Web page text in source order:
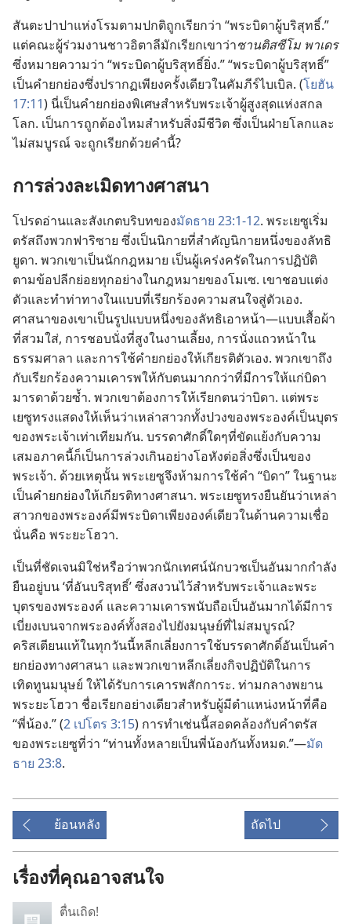
สันตะปาปา​แห่ง​โรม​ตาม​ปกติ​ถูก​เรียก​ว่า “พระ​บิดา​ผู้​บริสุทธิ์.”
แต่​คณะ​ผู้​ร่วม​งาน​ชาว​อิตาลี​มัก​เรียก​เขา​ว่า​ซานติสซีโม พาเดร
ซึ่ง​หมาย​ความ​ว่า “พระ​บิดา​ผู้​บริสุทธิ์​ยิ่ง.” “พระ​บิดา​ผู้​บริสุทธิ์”
เป็น​คำ​ยกย่อง​ซึ่ง​ปรากฏ​เพียง​ครั้ง​เดียว​ใน​คัมภีร์​ไบเบิล. (โยฮัน
17:​11) นี่​เป็น​คำ​ยกย่อง​พิเศษ​สำหรับ​พระเจ้า​ผู้​สูง​สุด​แห่ง​สกล​
โลก. เป็น​การ​ถูกต้อง​ไหม​สำหรับ​สิ่ง​มี​ชีวิต ซึ่ง​เป็น​ฝ่าย​โลก​และ​
ไม่​สมบูรณ์ จะ​ถูก​เรียก​ด้วย​คำ​นี้?
การ​ล่วง​ละเมิด​ทาง​ศาสนา
โปรด​อ่าน​และ​สังเกต​บริบท​ของ​มัดธาย 23:​1-12. พระ​เยซู​เริ่ม​
ตรัส​ถึง​พวก​ฟาริซาย ซึ่ง​เป็น​นิกาย​ที่​สำคัญ​นิกาย​หนึ่ง​ของ​ลัทธิ​
ยูดา. พวก​เขา​เป็น​นักกฎหมาย เป็น​ผู้​เคร่งครัด​ใน​การ​ปฏิบัติ​
ตาม​ข้อ​ปลีก​ย่อย​ทุก​อย่าง​ใน​กฎหมาย​ของ​โมเซ. เขา​ชอบ​แต่ง​
ตัว​และ​ทำ​ท่า​ทาง​ใน​แบบ​ที่​เรียก​ร้อง​ความ​สนใจ​สู่​ตัว​เอง.
ศาสนา​ของ​เขา​เป็น​รูป​แบบ​หนึ่ง​ของ​ลัทธิ​เอา​หน้า—แบบ​เสื้อ​ผ้า​
ที่​สวม​ใส่, การ​ชอบ​นั่ง​ที่​สูง​ใน​งาน​เลี้ยง, การ​นั่ง​แถว​หน้า​ใน​
ธรรมศาลา และ​การ​ใช้​คำ​ยกย่อง​ให้​เกียรติ​ตัว​เอง. พวก​เขา​ถึง​
กับ​เรียกร้อง​ความ​เคารพ​ให้​กับ​ตน​มาก​กว่า​ที่​มี​การ​ให้​แก่​บิดา​
มารดา​ด้วย​ซ้ำ. พวก​เขา​ต้องการ​ให้​เรียก​ตน​ว่า​บิดา. แต่​พระ​
เยซู​ทรง​แสดง​ให้​เห็น​ว่า​เหล่า​สาวก​ทั้ง​ปวง​ของ​พระองค์​เป็น​บุตร​
ของ​พระเจ้า​เท่า​เทียม​กัน. บรรดาศักดิ์​ใดๆที่​ขัดแย้ง​กับ​ความ​
เสมอภาค​นี้​ก็​เป็น​การ​ล่วง​เกิน​อย่าง​โอหัง​ต่อ​สิ่ง​ซึ่ง​เป็น​ของ​
พระเจ้า. ด้วย​เหตุ​นั้น พระ​เยซู​จึง​ห้าม​การ​ใช้​คำ “บิดา” ใน​ฐานะ​
เป็น​คำ​ยกย่อง​ให้​เกียรติ​ทาง​ศาสนา. พระ​เยซู​ทรง​ยืนยัน​ว่า​เหล่า​
สาวก​ของ​พระองค์​มี​พระ​บิดา​เพียง​องค์​เดียว​ใน​ด้าน​ความ​เชื่อ
นั่น​คือ พระ​ยะโฮวา.
เป็น​ที่​ชัดเจน​มิ​ใช่​หรือ​ว่า​พวก​นักเทศน์​นักบวช​เป็น​อัน​มาก​กำลัง​
ยืน​อยู่​บน ‘ที่​อัน​บริสุทธิ์’ ซึ่ง​สงวน​ไว้​สำหรับ​พระเจ้า​และ​พระ​
บุตร​ของ​พระองค์ และ​ความ​เคารพ​นับถือ​เป็น​อัน​มาก​ได้​มี​การ​
เบี่ยง​เบน​จาก​พระองค์​ทั้ง​สอง​ไป​ยัง​มนุษย์​ที่​ไม่​สมบูรณ์?
คริสเตียน​แท้​ใน​ทุก​วัน​นี้​หลีกเลี่ยง​การ​ใช้​บรรดาศักดิ์​อัน​เป็น​คำ​
ยกย่อง​ทาง​ศาสนา และ​พวก​เขา​หลีกเลี่ยง​กิจ​ปฏิบัติ​ใน​การ​
เทิดทูน​มนุษย์ ให้​ได้​รับ​การ​เคารพ​สักการะ. ท่าม​กลาง​พยาน​
พระ​ยะโฮวา ชื่อ​เรียก​อย่าง​เดียว​สำหรับ​ผู้​มี​ตำแหน่ง​หน้าที่​คือ
“พี่น้อง.” (2 เปโตร 3:​15) การ​ทำ​เช่น​นี้​สอดคล้อง​กับ​คำ​ตรัส​
ของ​พระ​เยซู​ที่​ว่า “ท่าน​ทั้ง​หลาย​เป็น​พี่น้อง​กัน​ทั้ง​หมด.”—มัด
ธาย 23:8.
ย้อนหลัง ถัดไป
เรื่องที่คุณอาจสนใจ
ตื่นเถิด!